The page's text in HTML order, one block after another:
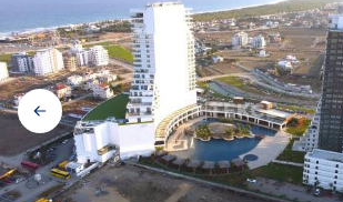
Galerij
navigatie